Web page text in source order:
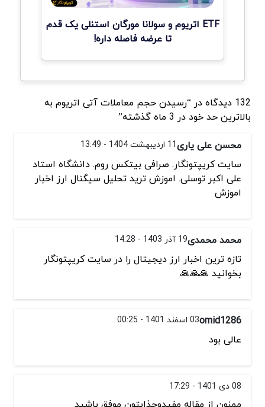
ETF اتریوم و سولانا مورگان استنلی یک قدم
تا عرضه فاصله داره!
132 دیدگاه در “رسیدن حجم معاملات آتی اتریوم به
بالاترین حد خود در 3 ماه گذشته”
محسن علی یاری11 اردیبهشت 1404 - 13:49
سایت کریپتونگار. صرافی بیتکس روم. دانشگاه استاد
علی اکبر توسلی. اموزش ترید تحلیل سیگنال ارز اخبار
اموزش
محمد محمدی19 آذر 1403 - 14:28
تازه ترین اخبار ارز دیجیتال را در سایت کریپتونگار
بخوانید 🙏🙏🙏
omid128603 اسفند 1401 - 00:25
عالی بود
08 دی 1401 - 17:29